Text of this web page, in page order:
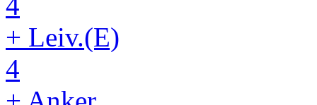
+ Leiv.(E)
4